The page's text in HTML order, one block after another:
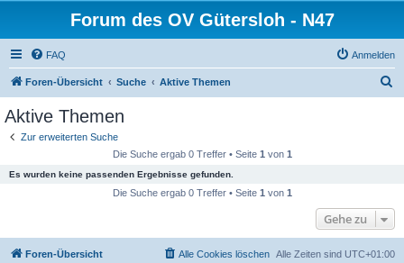
Forum des OV Gütersloh - N47
FAQ Anmelden
Foren-Übersicht Suche Aktive Themen
Aktive Themen
Zur erweiterten Suche
Die Suche ergab 0 Treffer • Seite 1 von 1
Es wurden keine passenden Ergebnisse gefunden.
Die Suche ergab 0 Treffer • Seite 1 von 1
Gehe zu
Foren-Übersicht Alle Zeiten sind UTC+01:00
Alle Cookies löschen